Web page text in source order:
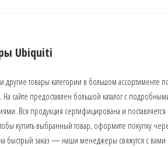
Ubiquiti
другие товары категории в большом ассортименте
сайте предоставлен большой каталог с
Вся продукция сертифицирована и поставляется
купить выбранный товар, оформите покупку
на быстрый заказ — наши менеджеры свяжутся с вами